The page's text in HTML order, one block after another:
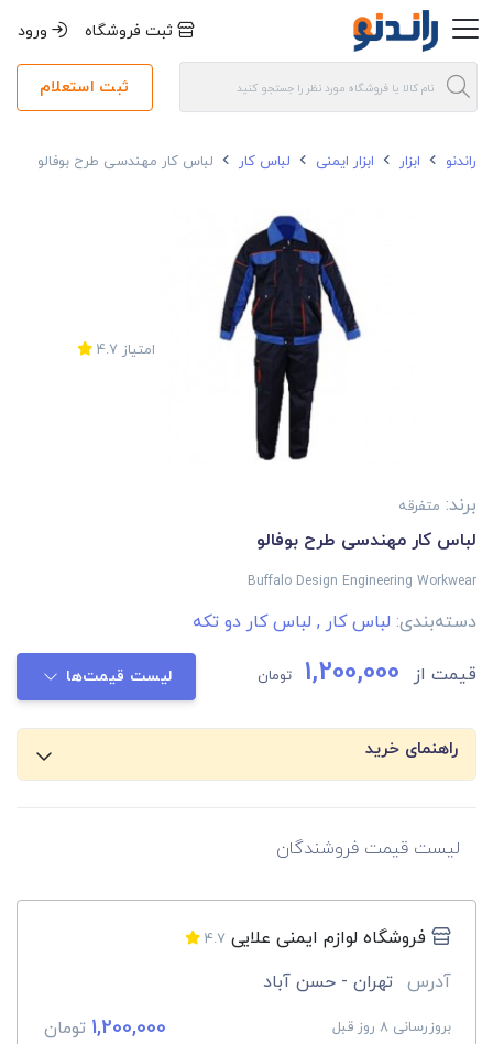
ثبت فروشگاه ورود
ثبت استعلام
راندنو ابزار ابزار ایمنی لباس کار لباس کار مهندسی طرح بوفالو
امتیاز 4.7
برند: متفرقه
لباس کار مهندسی طرح بوفالو
Buffalo Design Engineering Workwear
دسته‌بندی: لباس کار , لباس کار دو تکه
قیمت از 1,200,000 تومان لیست قیمت‌ها
راهنمای خرید
لیست قیمت فروشندگان
فروشگاه لوازم ایمنی علایی 4.7
آدرس تهران - حسن آباد
بروزرسانی 8 روز قبل 1,200,000 تومان